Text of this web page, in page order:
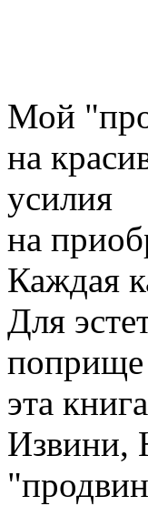
Мой
на
усилия
на
Каждая
Для
поприще
эта
Извини,